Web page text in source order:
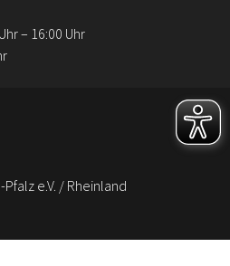
– 16:00 Uhr
e.V. / Rheinland